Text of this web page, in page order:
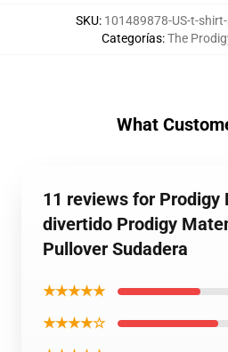
SKU: 101489878-US-t-shirt-
Categorías:The
What
11 reviews for Prodigy
divertido Prodigy
Pullover Sudadera
★★★★★
★★★★☆